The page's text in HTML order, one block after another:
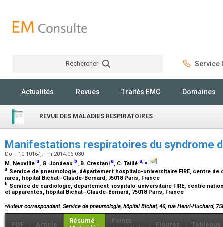
Rechercher Service
Actualités Revues Traités EMC Domaines
REVUE DES MALADIES RESPIRATOIRES
Manifestations respiratoires du syndrome
Doi : 10.1016/j.rmr.2014.06.030
M. Neuville a, G. Jondeau b, B. Crestani a, C. Taillé a,⁎
a Service de pneumologie, département hospitalo-universitaire FIRE, centre
rares, hôpital Bichat–Claude-Bernard, 75018 Paris, France
b Service de cardiologie, département hospitalo-universitaire FIRE, centre
et apparentés, hôpital Bichat–Claude-Bernard, 75018 Paris, France
⁎Auteur correspondant. Service de pneumologie, hôpital Bichat, 46, rue Henri-Huchard,
PDF Article
Résumé
Points
Figures Tableaux